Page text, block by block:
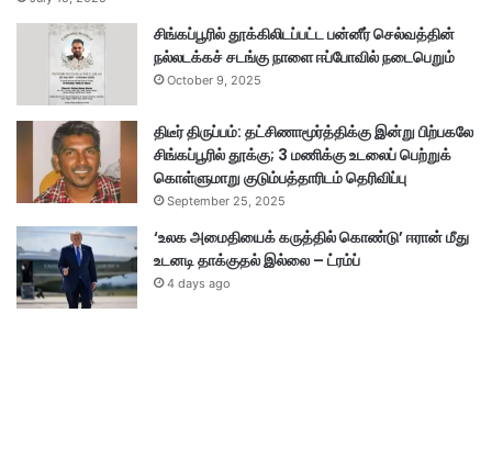
சிங்கப்பூரில் தூக்கிலிடப்பட்ட பன்னீர் செல்வத்தின்
நல்லடக்கச் சடங்கு நாளை ஈப்போவில் நடைபெறும்
October 9, 2025
திடீர் திருப்பம்: தட்சிணாமூர்த்திக்கு இன்று பிற்பகலே
சிங்கப்பூரில் தூக்கு; 3 மணிக்கு உடலைப் பெற்றுக்
கொள்ளுமாறு குடும்பத்தாரிடம் தெரிவிப்பு
September 25, 2025
‘உலக அமைதியைக் கருத்தில் கொண்டு’ ஈரான் மீது
உடனடி தாக்குதல் இல்லை – ட்ரம்ப்
4 days ago